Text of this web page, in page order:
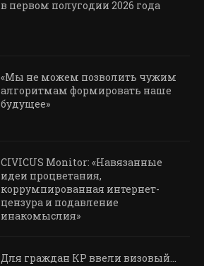
в первом полугодии 2026 года
«Мы не можем позволить чужим
алгоритмам формировать наше
будущее»
CIVICUS Monitor: «Навязанные
идеи процветания,
коррумпированная интернет-
цензура и подавление
инакомыслия»
Для граждан КР ввели визовый…